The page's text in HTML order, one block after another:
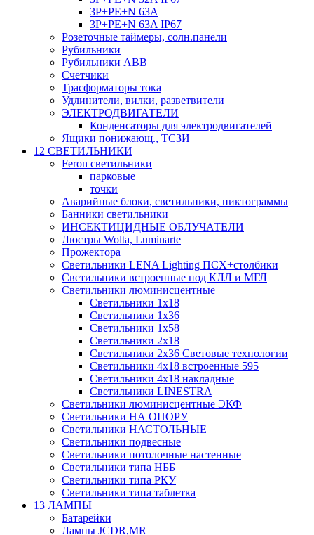
3P+PE+N 63A
3P+PE+N 63A IP67
Розеточные таймеры, солн.панели
Рубильники
Рубильники ABB
Счетчики
Трасформаторы тока
Удлинители, вилки, разветвители
ЭЛЕКТРОДВИГАТЕЛИ
Конденсаторы для электродвигателей
Ящики понижающ., ТСЗИ
12 СВЕТИЛЬНИКИ
Feron светильники
парковые
точки
Аварийные блоки, светильники, пиктограммы
Банники светильники
ИНСЕКТИЦИДНЫЕ ОБЛУЧАТЕЛИ
Люстры Wolta, Luminarte
Прожектора
Светильники LENA Lighting ПСХ+столбики
Светильники встроенные под КЛЛ и МГЛ
Светильники люминисцентные
Светильники 1х18
Светильники 1х36
Светильники 1х58
Светильники 2х18
Светильники 2х36 Световые технологии
Светильники 4х18 встроенные 595
Светильники 4х18 накладные
Светильники LINESTRA
Светильники люминисцентные ЭКФ
Светильники НА ОПОРУ
Светильники НАСТОЛЬНЫЕ
Светильники подвесные
Светильники потолочные настенные
Светильники типа НББ
Светильники типа РКУ
Светильники типа таблетка
13 ЛАМПЫ
Батарейки
Лампы JCDR,MR